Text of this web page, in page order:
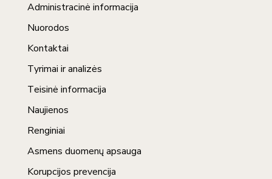
Administracinė informacija
Nuorodos
Kontaktai
Tyrimai ir analizės
Teisinė informacija
Naujienos
Renginiai
Asmens duomenų apsauga
Korupcijos prevencija